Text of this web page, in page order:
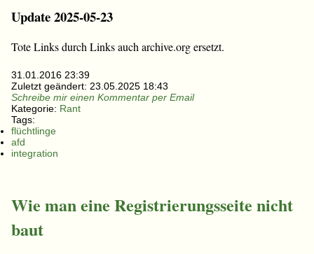
Update 2025-05-23
Tote Links durch Links auch archive.org ersetzt.
31.01.2016 23:39
Zuletzt geändert: 23.05.2025 18:43
Schreibe mir einen Kommentar per Email
Kategorie: Rant
Tags:
flüchtlinge
afd
integration
Wie man eine Registrierungsseite nicht
baut